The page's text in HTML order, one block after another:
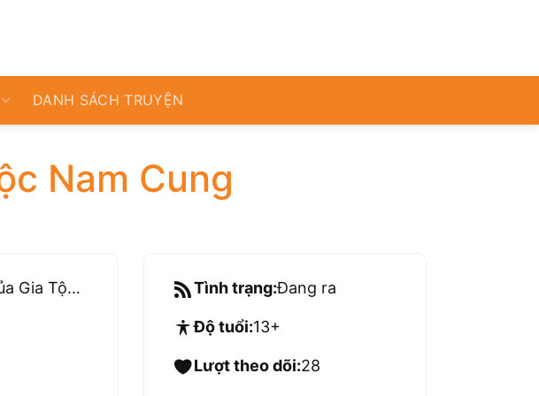
DANH SÁCH TRUYỆN
Nam Cung
Thiếu Gia Lưu Manh Của Gia Tộc Nam Cung Tình trạng:Đang ra
Độ tuổi:13+
Lượt theo dõi:28